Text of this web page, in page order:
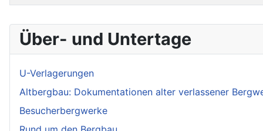
Über- und Untertage
U-Verlagerungen
Altbergbau: Dokumentationen alter verlassener
Besucherbergwerke